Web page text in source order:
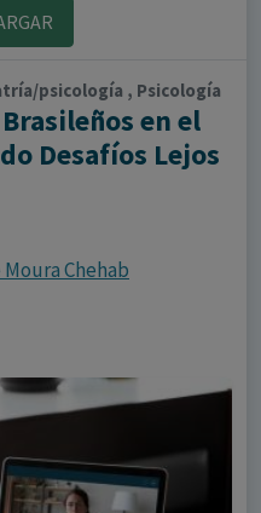
psicología , Psicología
en el
Desafíos Lejos
Chehab